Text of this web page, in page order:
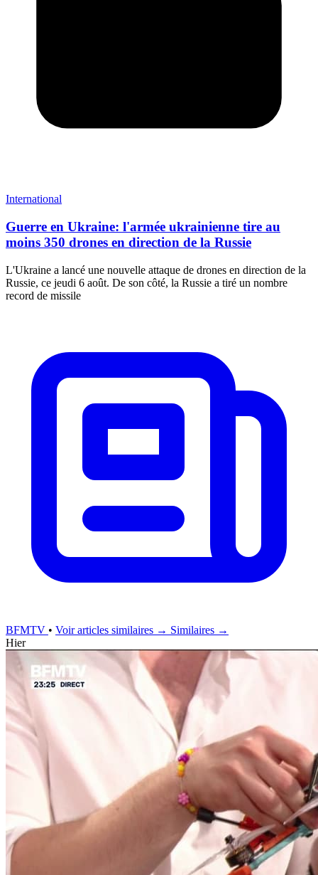
International
Guerre en Ukraine: l'armée ukrainienne tire au
moins 350 drones en direction de la Russie
L'Ukraine a lancé une nouvelle attaque de drones en direction de la
Russie, ce jeudi 6 août. De son côté, la Russie a tiré un nombre
record de missile
BFMTV • Voir articles similaires → Similaires →
Hier